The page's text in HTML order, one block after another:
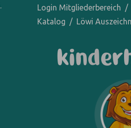
Login Mitgliederbereich
Katalog
Löwi